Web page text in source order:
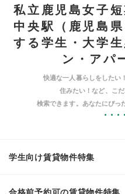
私立鹿児島女子
中央駅（鹿児島
する学生・大学
ン・アパ
快適な一人暮らしをしたい
住みたい！など、こ
検索できます。あなたにぴっ
学生向け賃貸物件特集